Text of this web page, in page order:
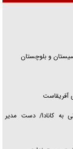
قاره در برابر یورش به پاسگاه‌های
و بلوچستان
به کانادا/ دست مدیر